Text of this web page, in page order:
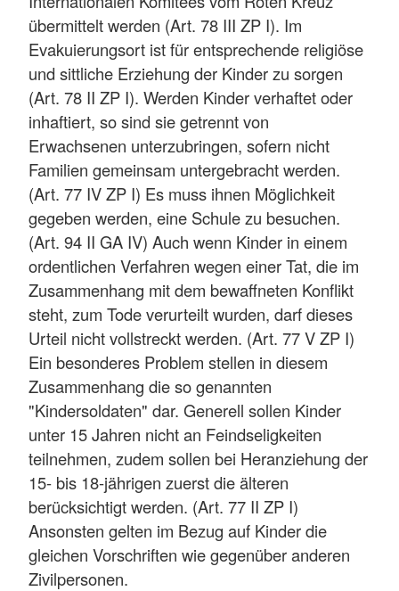
übermittelt werden (Art. 78 III ZP I). Im
Evakuierungsort ist für entsprechende religiöse
und sittliche Erziehung der Kinder zu sorgen
(Art. 78 II ZP I). Werden Kinder verhaftet oder
inhaftiert, so sind sie getrennt von
Erwachsenen unterzubringen, sofern nicht
Familien gemeinsam untergebracht werden.
(Art. 77 IV ZP I) Es muss ihnen Möglichkeit
gegeben werden, eine Schule zu besuchen.
(Art. 94 II GA IV) Auch wenn Kinder in einem
ordentlichen Verfahren wegen einer Tat, die im
Zusammenhang mit dem bewaffneten Konflikt
steht, zum Tode verurteilt wurden, darf dieses
Urteil nicht vollstreckt werden. (Art. 77 V ZP I)
Ein besonderes Problem stellen in diesem
Zusammenhang die so genannten
"Kindersoldaten" dar. Generell sollen Kinder
unter 15 Jahren nicht an Feindseligkeiten
teilnehmen, zudem sollen bei Heranziehung der
15- bis 18-jährigen zuerst die älteren
berücksichtigt werden. (Art. 77 II ZP I)
Ansonsten gelten im Bezug auf Kinder die
gleichen Vorschriften wie gegenüber anderen
Zivilpersonen.